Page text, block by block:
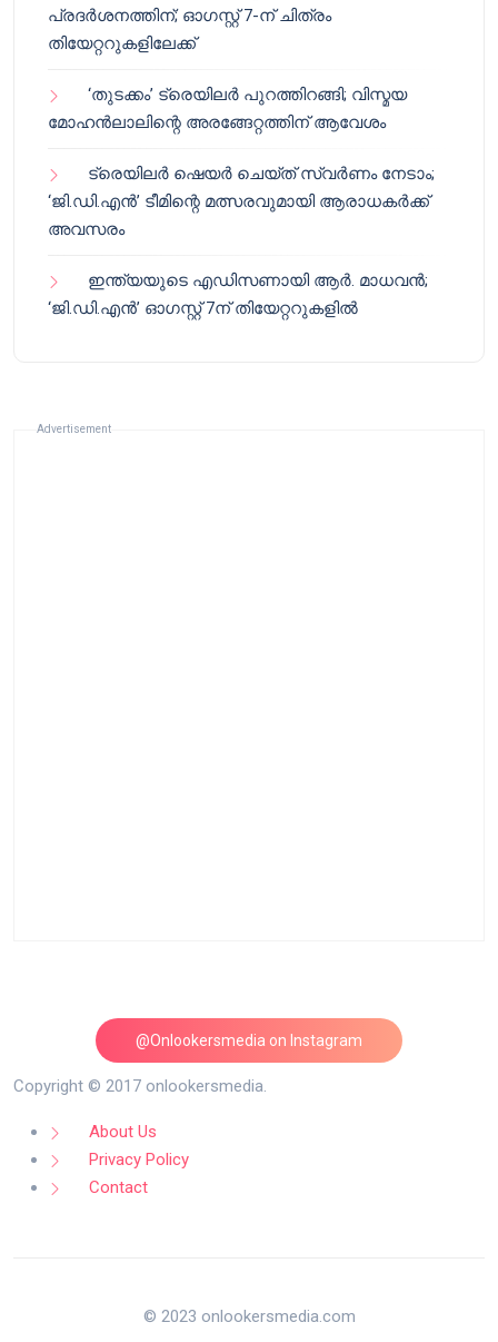
പ്രദർശനത്തിന്; ഓഗസ്റ്റ് 7-ന് ചിത്രം
തിയേറ്ററുകളിലേക്ക്
‘തുടക്കം’ ട്രെയിലർ പുറത്തിറങ്ങി; വിസ്മയ
മോഹൻലാലിന്റെ അരങ്ങേറ്റത്തിന് ആവേശം
ട്രെയിലർ ഷെയർ ചെയ്‌ത് സ്വർണം നേടാം;
‘ജി.ഡി.എൻ’ ടീമിന്റെ മത്സരവുമായി ആരാധകർക്ക്
അവസരം
ഇന്ത്യയുടെ എഡിസണായി ആർ. മാധവൻ;
‘ജി.ഡി.എൻ’ ഓഗസ്റ്റ് 7ന് തിയേറ്ററുകളിൽ
Advertisement
@Onlookersmedia on Instagram
Follow on Instagram
Copyright © 2017 onlookersmedia.
About Us
Privacy Policy
Contact
© 2023 onlookersmedia.com